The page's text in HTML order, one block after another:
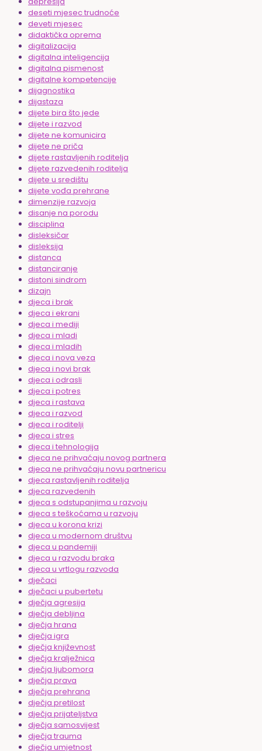
deseti mjesec trudnoće
deveti mjesec
didaktička oprema
digitalizacija
digitalna inteligencija
digitalna pismenost
digitalne kompetencije
dijagnostika
dijastaza
dijete bira što jede
dijete i razvod
dijete ne komunicira
dijete ne priča
dijete rastavljenih roditelja
dijete razvedenih roditelja
dijete u središtu
dijete vođa prehrane
dimenzije razvoja
disanje na porodu
disciplina
disleksičar
disleksija
distanca
distanciranje
distoni sindrom
dizajn
djeca i brak
djeca i ekrani
djeca i mediji
djeca i mladi
djeca i mladih
djeca i nova veza
djeca i novi brak
djeca i odrasli
djeca i potres
djeca i rastava
djeca i razvod
djeca i roditelji
djeca i stres
djeca i tehnologija
djeca ne prihvaćaju novog partnera
djeca ne prihvaćaju novu partnericu
djeca rastavljenih roditelja
djeca razvedenih
djeca s odstupanjima u razvoju
djeca s teškoćama u razvoju
djeca u korona krizi
djeca u modernom društvu
djeca u pandemiji
djeca u razvodu braka
djeca u vrtlogu razvoda
dječaci
dječaci u pubertetu
dječja agresija
dječja debljina
dječja hrana
dječja igra
dječja književnost
dječja kralježnica
dječja ljubomora
dječja prava
dječja prehrana
dječja pretilost
dječja prijateljstva
dječja samosvijest
dječja trauma
dječja umjetnost